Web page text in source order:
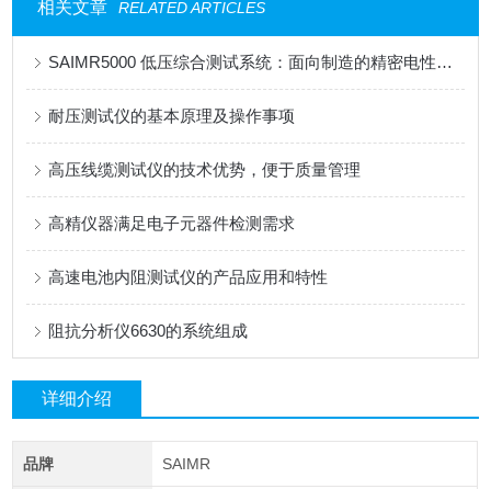
相关文章 RELATED ARTICLES
SAIMR5000 低压综合测试系统：面向制造的精密电性能测试平台
耐压测试仪的基本原理及操作事项
高压线缆测试仪的技术优势，便于质量管理
高精仪器满足电子元器件检测需求
高速电池内阻测试仪的产品应用和特性
阻抗分析仪6630的系统组成
详细介绍
品牌 SAIMR